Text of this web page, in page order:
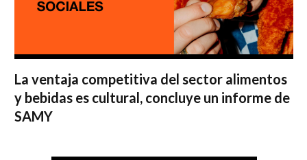
La ventaja competitiva del sector alimentos
y bebidas es cultural, concluye un informe de
SAMY